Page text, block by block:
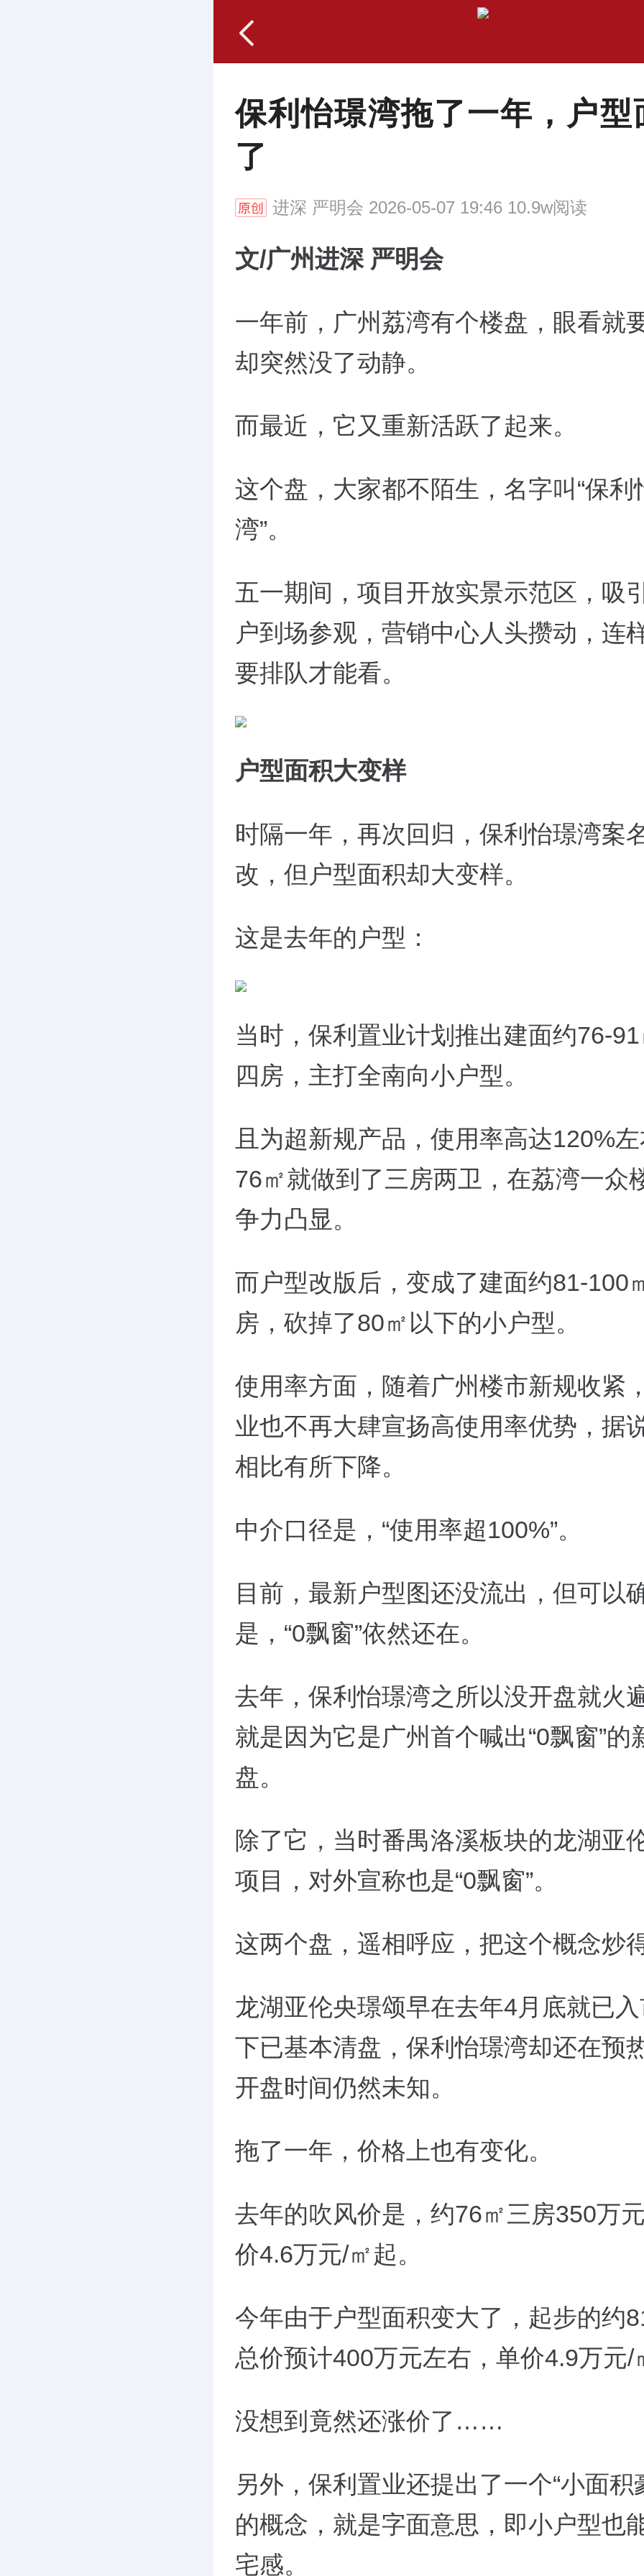
保利怡璟湾拖了一年，户型
了
进深 严明会 2026-05-07 19:46 10.9w阅读
文/广州进深 严明会
一年前，广州荔湾有个楼盘，眼看就
却突然没了动静。
而最近，它又重新活跃了起来。
这个盘，大家都不陌生，名字叫“保利
湾”。
五一期间，项目开放实景示范区，吸
户到场参观，营销中心人头攒动，连
要排队才能看。
户型面积大变样
时隔一年，再次回归，保利怡璟湾案
改，但户型面积却大变样。
这是去年的户型：
当时，保利置业计划推出建面约76-
四房，主打全南向小户型。
且为超新规产品，使用率高达120%
76㎡就做到了三房两卫，在荔湾一众
争力凸显。
而户型改版后，变成了建面约81-100
房，砍掉了80㎡以下的小户型。
使用率方面，随着广州楼市新规收紧
业也不再大肆宣扬高使用率优势，据
相比有所下降。
中介口径是，“使用率超100%”。
目前，最新户型图还没流出，但可以
是，“0飘窗”依然还在。
去年，保利怡璟湾之所以没开盘就火
就是因为它是广州首个喊出“0飘窗”的
盘。
除了它，当时番禺洛溪板块的龙湖亚
项目，对外宣称也是“0飘窗”。
这两个盘，遥相呼应，把这个概念炒
龙湖亚伦央璟颂早在去年4月底就已
下已基本清盘，保利怡璟湾却还在预
开盘时间仍然未知。
拖了一年，价格上也有变化。
去年的吹风价是，约76㎡三房350万
价4.6万元/㎡起。
今年由于户型面积变大了，起步的约
总价预计400万元左右，单价4.9万元/
没想到竟然还涨价了……
另外，保利置业还提出了一个“小面积
的概念，就是字面意思，即小户型也
宅感。